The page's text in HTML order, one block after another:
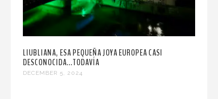
LIUBLIANA, ESA PEQUEÑA JOYA EUROPEA CASI
DESCONOCIDA...TODAVÍA
DECEMBER 5, 2024